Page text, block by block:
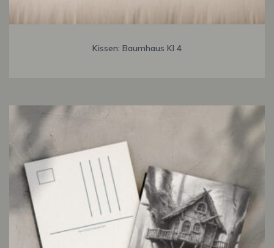
Kissen: Baumhaus KI 4